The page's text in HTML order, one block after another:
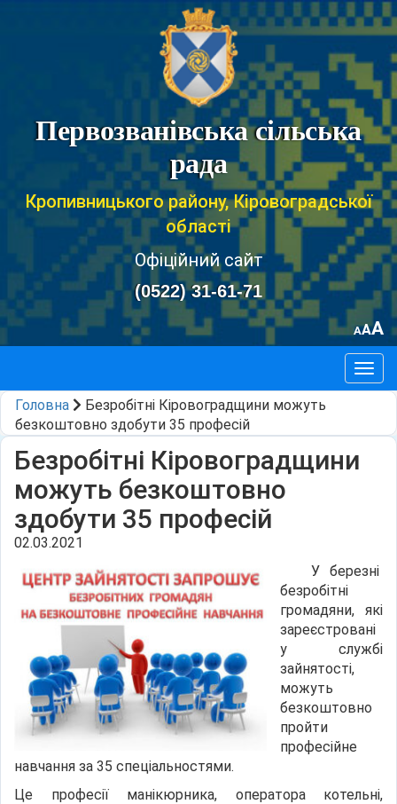
Первозванівська сільська
рада
Кропивницького району, Кіровоградської
області
Офіційний сайт
(0522) 31-61-71
AAA
Головна
Безробітні Кіровоградщини можуть
безкоштовно здобути 35 професій
Безробітні Кіровоградщини
можуть безкоштовно
здобути 35 професій
02.03.2021
У березні
безробітні
громадяни, які
зареєстровані
у службі
зайнятості,
можуть
безкоштовно
пройти
професійне
навчання за 35 спеціальностями.
Це професії манікюрника, оператора котельні,